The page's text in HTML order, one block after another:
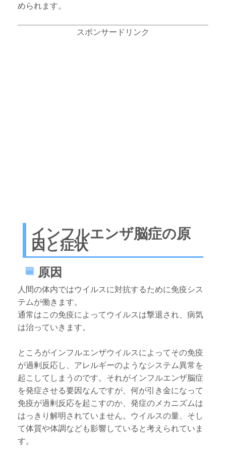
められます。
スポンサードリンク
インフルエンザ脳症の原
因と症状
原因
人間の体内ではウイルスに対抗するために免疫シス
テムが働きます。
通常はこの免疫によってウイルスは撃退され、病気
は治っていきます。
ところがインフルエンザウイルスによってその免疫
が過剰反応し、アレルギーのようなシステム異常を
起こしてしまうのです。それがインフルエンザ脳症
を発症させる要因なんですが、何が引き金になって
免疫が過剰反応を起こすのか、発症のメカニズムは
はっきり解明されていません。ウイルスの量、そし
て体質や体調なども影響していると考えられていま
す。